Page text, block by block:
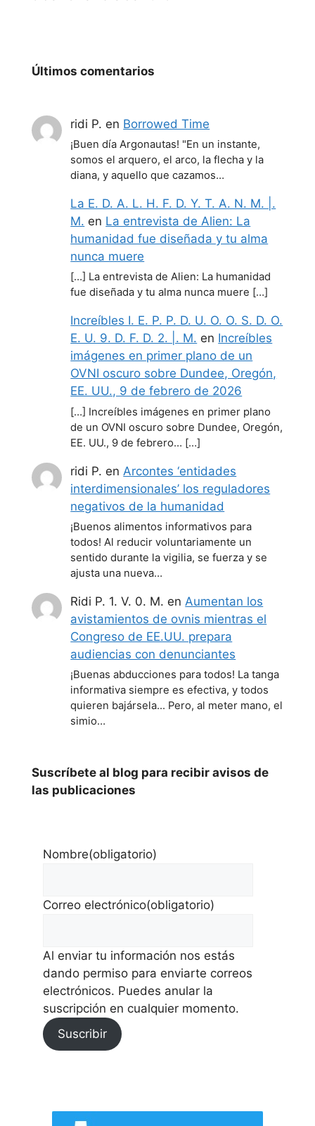
Últimos comentarios
ridi P. en Borrowed Time
¡Buen día Argonautas! "En un instante,
somos el arquero, el arco, la flecha y la
diana, y aquello que cazamos…
La E. D. A. L. H. F. D. Y. T. A. N. M. |.
M. en La entrevista de Alien: La
humanidad fue diseñada y tu alma
nunca muere
[…] La entrevista de Alien: La humanidad
fue diseñada y tu alma nunca muere […]
Increíbles I. E. P. P. D. U. O. O. S. D. O.
E. U. 9. D. F. D. 2. |. M. en Increíbles
imágenes en primer plano de un
OVNI oscuro sobre Dundee, Oregón,
EE. UU., 9 de febrero de 2026
[…] Increíbles imágenes en primer plano
de un OVNI oscuro sobre Dundee, Oregón,
EE. UU., 9 de febrero… […]
ridi P. en Arcontes ‘entidades
interdimensionales’ los reguladores
negativos de la humanidad
¡Buenos alimentos informativos para
todos! Al reducir voluntariamente un
sentido durante la vigilia, se fuerza y se
ajusta una nueva…
Ridi P. 1. V. 0. M. en Aumentan los
avistamientos de ovnis mientras el
Congreso de EE.UU. prepara
audiencias con denunciantes
¡Buenas abducciones para todos! La tanga
informativa siempre es efectiva, y todos
quieren bajársela... Pero, al meter mano, el
simio…
Suscríbete al blog para recibir avisos de
las publicaciones
Nombre(obligatorio)
Correo electrónico(obligatorio)
Al enviar tu información nos estás
dando permiso para enviarte correos
electrónicos. Puedes anular la
suscripción en cualquier momento.
Suscribir